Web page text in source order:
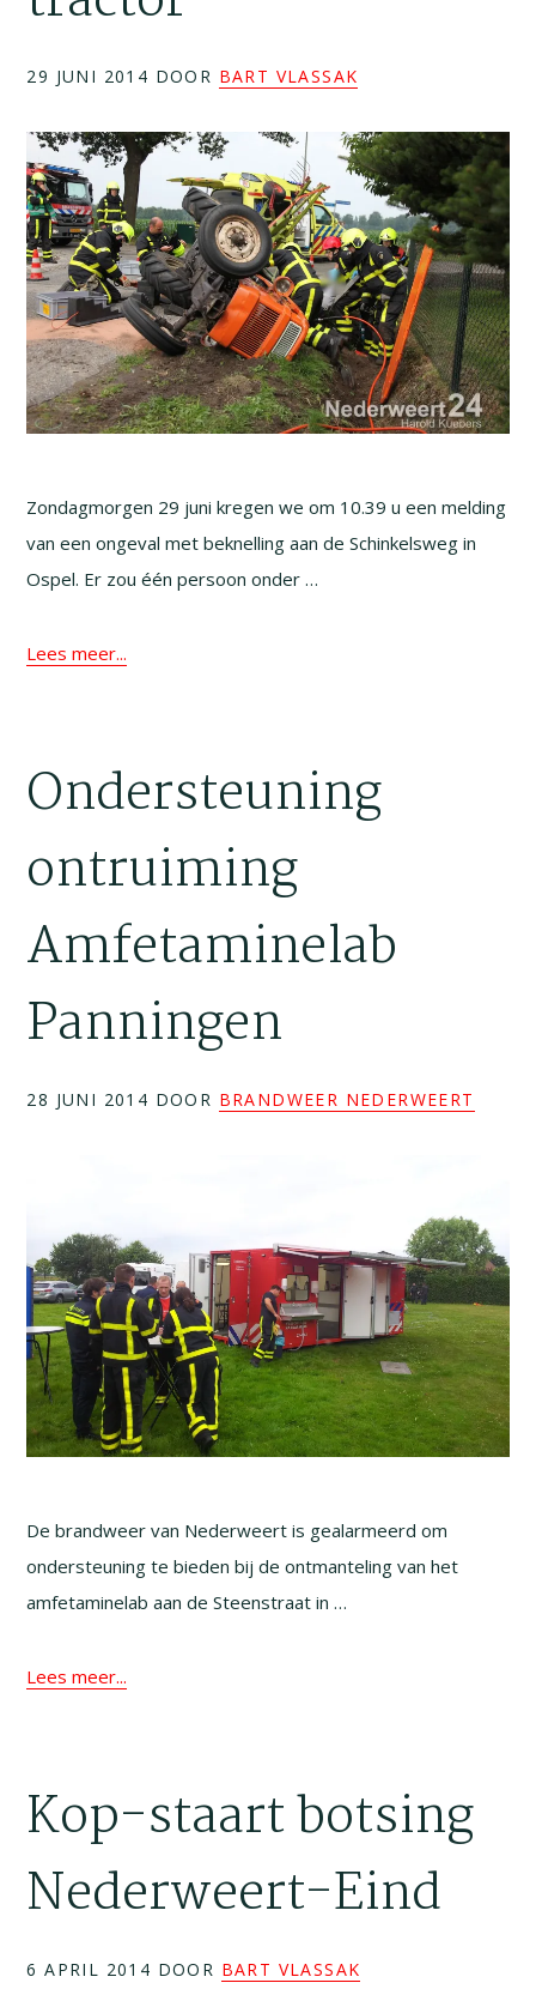
29 JUNI 2014 DOOR BART VLASSAK
Zondagmorgen 29 juni kregen we om 10.39 u een melding
van een ongeval met beknelling aan de Schinkelsweg in
Ospel. Er zou één persoon onder …
Lees meer...
Ondersteuning
ontruiming
Amfetaminelab
Panningen
28 JUNI 2014 DOOR BRANDWEER NEDERWEERT
De brandweer van Nederweert is gealarmeerd om
ondersteuning te bieden bij de ontmanteling van het
amfetaminelab aan de Steenstraat in …
Lees meer...
Kop-staart botsing
Nederweert-Eind
6 APRIL 2014 DOOR BART VLASSAK